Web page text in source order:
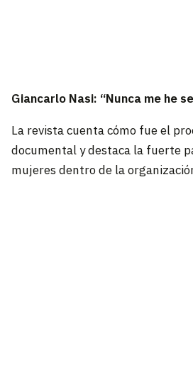
Giancarlo Nasi: “Nunca me he
La revista cuenta cómo fue el
documental y destaca la fuerte
mujeres dentro de la